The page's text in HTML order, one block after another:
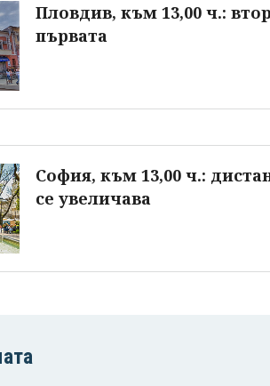
Пловдив, към 13,00 ч.:
първата
София, към 13,00 ч.:
се увеличава